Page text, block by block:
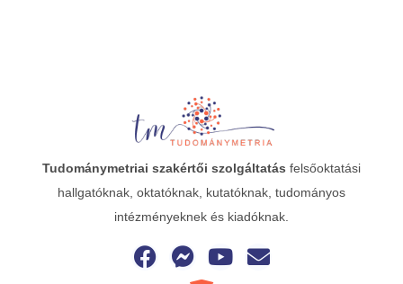
Tudománymetriai szakértői szolgáltatás felsőoktatási
hallgatóknak, oktatóknak, kutatóknak, tudományos
intézményeknek és kiadóknak.